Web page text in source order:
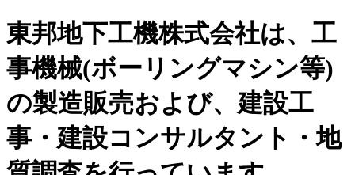
東邦地下工機株式会社は、工
事機械(ボーリングマシン等)
の製造販売および、建設工
事・建設コンサルタント・地